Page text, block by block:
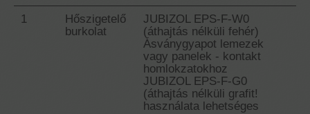
1
Hőszigetelő
burkolat
JUBIZOL EPS-F-W0
(áthajtás nélküli fehér)
Ásványgyapot lemezek
vagy panelek - kontakt
homlokzatokhoz
JUBIZOL EPS-F-G0
(áthajtás nélküli grafit!
használata lehetséges